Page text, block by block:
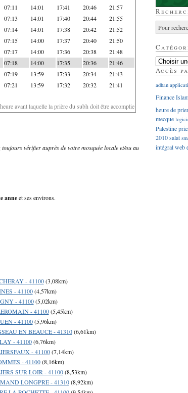
07:11 14:01 17:41 20:46 21:57
07:13 14:01 17:40 20:44 21:55
07:14 14:01 17:38 20:42 21:52
07:15 14:00 17:37 20:40 21:50
07:17 14:00 17:36 20:38 21:48
07:18 14:00 17:35 20:36 21:46
07:19 13:59 17:33 20:34 21:43
07:21 13:59 17:32 20:32 21:41
avant laquelle la prière du subh doit être accomplie
vérifier auprès de votre mosquée locale et/ou au
anneet ses environs.
- 41100(3,08km)
- 41100(4,57km)
- 41100(5,02km)
- 41100(5,45km)
- 41100(5,96km)
EN BEAUCE - 41310(6,61km)
- 41100(6,76km)
- 41100(7,14km)
- 41100(8,16km)
SUR LOIR - 41100(8,53km)
LONGPRE - 41310(8,92km)
Accès
adhan
Finance
heure de
mecque
Palestine
2010salat
intégralweb